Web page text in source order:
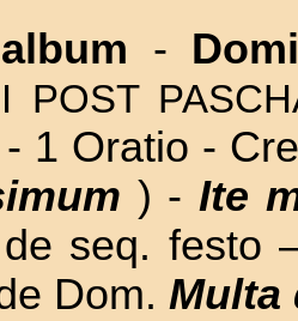
album -
POST
1 Oratio -
) -Ite
seq. festo
Dom. Multa